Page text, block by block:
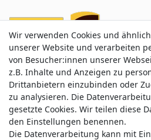
Service & Kontakt
Wir verwenden Cookies und
unserer Website und verarbeiten
von Besucher:innen unserer
z.B. Inhalte und Anzeigen zu
Drittanbietern einzubinden oder
zu analysieren. Die
gesetzte Cookies. Wir teilen diese
den Einstellungen benennen.
Die Datenverarbeitung kann mit
Wir verwenden Cookies und
unserer Website und verarbeiten
von Besucher:innen unserer
z.B. Inhalte und Anzeigen zu
Drittanbietern einzubinden oder
zu analysieren. Die
gesetzte Cookies. Wir teilen diese
den Einstellungen benennen.
Die Datenverarbeitung kann mit